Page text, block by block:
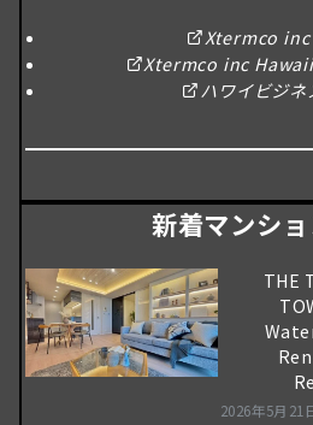
Xtermco
Xtermco inc
ハワイビジネ
新着マンシ
THE
2026年5月21